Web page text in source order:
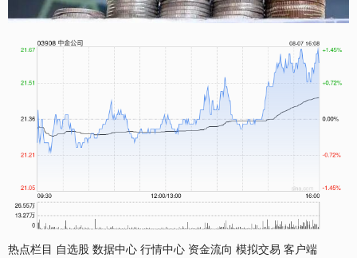
热点栏目 自选股 数据中心 行情中心 资金流向 模拟交易 客户端